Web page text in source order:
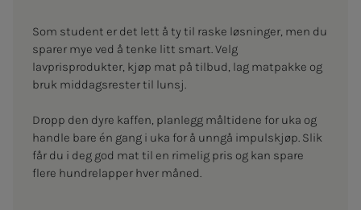
Som student er det lett å ty til raske løsninger, men du
sparer mye ved å tenke litt smart. Velg
lavprisprodukter, kjøp mat på tilbud, lag matpakke og
bruk middagsrester til lunsj.
Dropp den dyre kaffen, planlegg måltidene for uka og
handle bare én gang i uka for å unngå impulskjøp. Slik
får du i deg god mat til en rimelig pris og kan spare
flere hundrelapper hver måned.